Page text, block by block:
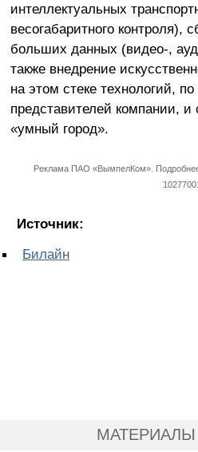
интеллектуальных
весогабаритного контроля),
больших данных (видео-,
также внедрение
на этом стеке технологий,
представителей компании, и
«умный город».
Реклама ПАО «ВымпелКом».
Источник:
Билайн